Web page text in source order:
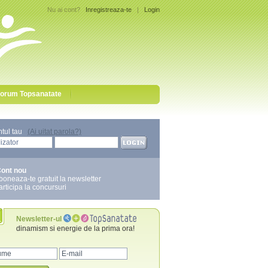
Nu ai cont? Inregistreaza-te | Login
Topsanatate
tau (Ai uitat parola?)
nou
te gratuit la newsletter
la concursuri
Newsletter-ul
dinamism si energie de la prima ora!